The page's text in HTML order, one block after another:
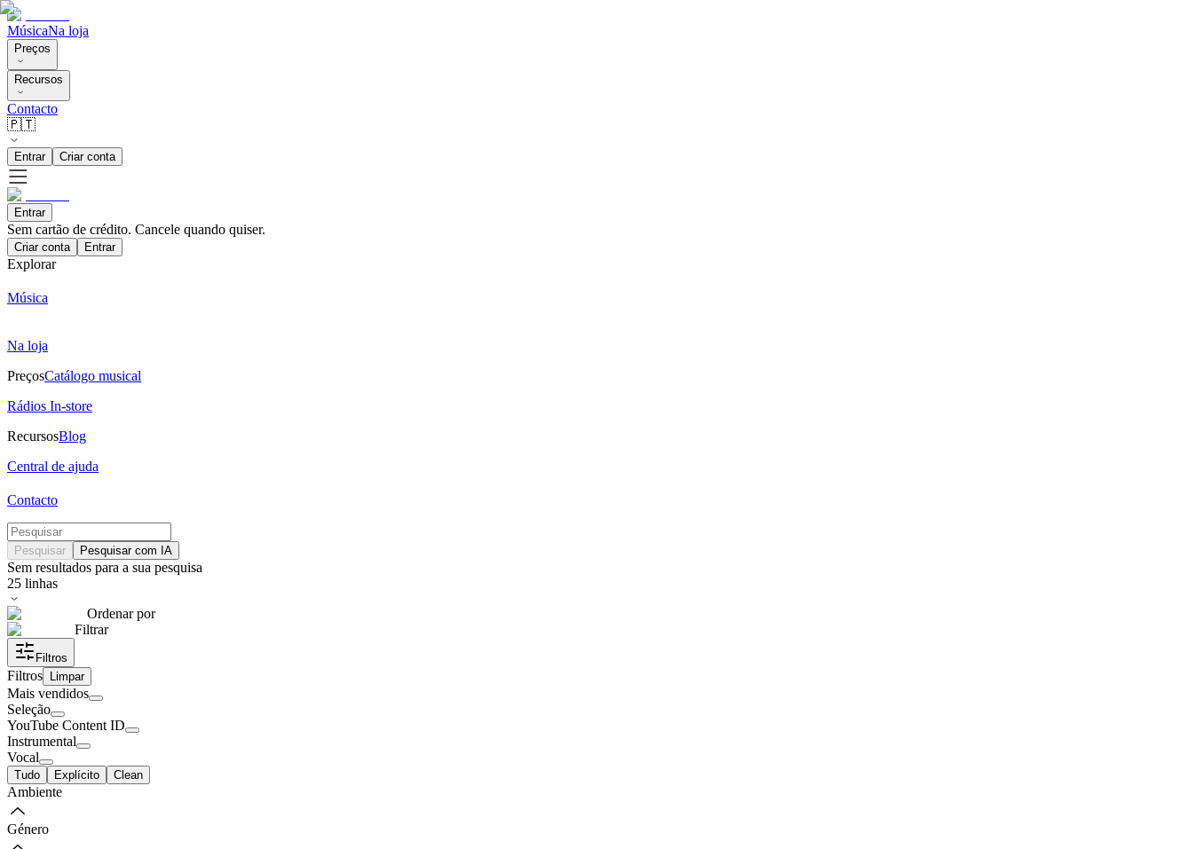
MúsicaNa loja
Preços
Recursos
Contacto
🇵🇹
Entrar Criar conta
Entrar
Sem cartão de crédito. Cancele quando quiser.
Criar conta Entrar
Explorar
Música
Na loja
PreçosCatálogo musical
Rádios In-store
RecursosBlog
Central de ajuda
Contacto
Pesquisar Pesquisar com IA
Sem resultados para a sua pesquisa
25 linhas
Ordenar por
Filtrar
Filtros
Filtros Limpar
Mais vendidos
Seleção
YouTube Content ID
Instrumental
Vocal
Tudo Explícito Clean
Ambiente
Género